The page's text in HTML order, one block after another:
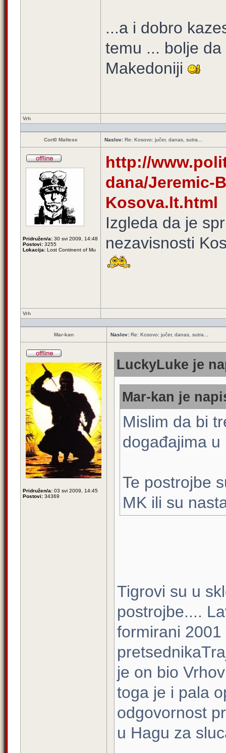
...a i dobro
temu ... bolje
Makedoniji
Vrh
Cort0 Maltese Naslov: Re: Kosovo: jučer, danas, sutra...
Pridružen/a: 30 svi 2009, 14:48
Postovi: 3255
Lokacija: Lost Continent of Mu
http://
dana/Jeremic-
Kosova.lt.html
Izgleda da je
nezavisnosti
Vrh
Mar-kan Naslov: Re: Kosovo: jučer, danas, sutra...
Pridružen/a: 03 svi 2009, 14:45
Postovi: 34369
LuckyLuke je
Mar-kan je
Mislim da bi
događajima u
Te postrojbe
MK ili su
Tigrovi su u
postrojbe....
formirani
je on bio
toga je i pala
odgovornost
u Hagu za